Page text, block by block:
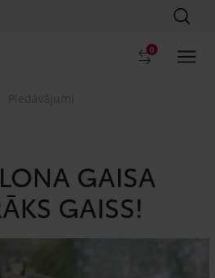
0
Piedāvājumi
GAISA
GAISS!